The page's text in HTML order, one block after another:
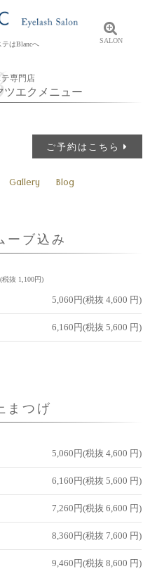
はBlancへ SALON
専門店
ツエクメニュー
ご予約はこちら
Gallery Blog
ーブ込み
抜 1,100円)
5,060円(税抜 4,600 円)
6,160円(税抜 5,600 円)
まつげ
5,060円(税抜 4,600 円)
6,160円(税抜 5,600 円)
7,260円(税抜 6,600 円)
8,360円(税抜 7,600 円)
9,460円(税抜 8,600 円)